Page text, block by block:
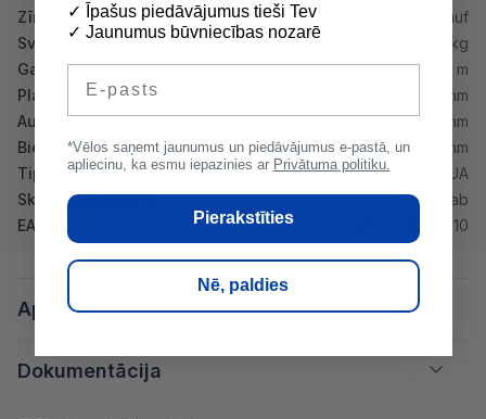
Zīmols
Knauf
Svars
5.97 kg
Garums
3 m
Platums
75 mm
Augstums
40 mm
Biezums
2 mm
Tips
UA
Skaits iepakojumā
4 gab
EAN
4750614008010
Apraksts
Dokumentācija
✓ Īpašus piedāvājumus tieši Tev
✓ Jaunumus būvniecības nozarē
*Vēlos saņemt jaunumus un piedāvājumus e-pastā, un
apliecinu, ka esmu iepazinies ar Privātuma politiku.
Pierakstīties
Nē, paldies